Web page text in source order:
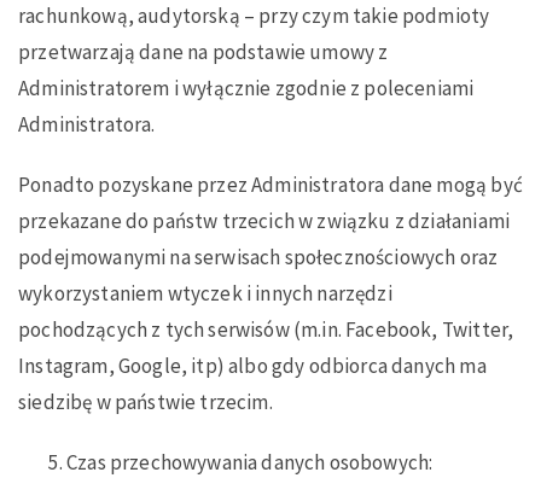
rachunkową, audytorską – przy czym takie podmioty
przetwarzają dane na podstawie umowy z
Administratorem i wyłącznie zgodnie z poleceniami
Administratora.
Ponadto pozyskane przez Administratora dane mogą być
przekazane do państw trzecich w związku z działaniami
podejmowanymi na serwisach społecznościowych oraz
wykorzystaniem wtyczek i innych narzędzi
pochodzących z tych serwisów (m.in. Facebook, Twitter,
Instagram, Google, itp) albo gdy odbiorca danych ma
siedzibę w państwie trzecim.
Czas przechowywania danych osobowych: